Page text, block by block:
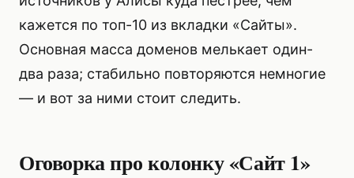
кажется по топ-10 из вкладки «Сайты».
Основная масса доменов мелькает один-
два раза; стабильно повторяются немногие
— и вот за ними стоит следить.
Оговорка про колонку «Сайт 1»